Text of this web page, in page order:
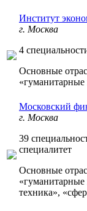
Институт
г. Москва
4
Основные
«гуманитарные
Московский
г. Москва
39
специалитет
Основные
техника»,